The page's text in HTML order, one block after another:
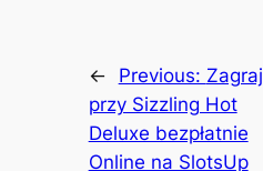
← Previous: Zagraj
przy Sizzling Hot
Deluxe bezpłatnie
Online na SlotsUp